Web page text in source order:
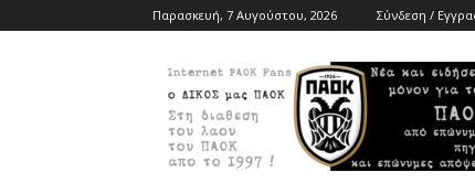
Παρασκευή, 7 Αυγούστου, 2026 Σύνδεση /